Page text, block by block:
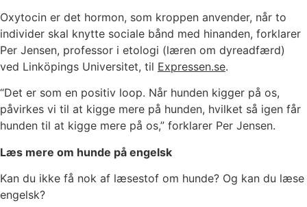
Oxytocin er det hormon, som kroppen anvender, når to
individer skal knytte sociale bånd med hinanden, forklarer
Per Jensen, professor i etologi (læren om dyreadfærd)
ved Linköpings Universitet, til Expressen.se.
“Det er som en positiv loop. Når hunden kigger på os,
påvirkes vi til at kigge mere på hunden, hvilket så igen får
hunden til at kigge mere på os,” forklarer Per Jensen.
Læs mere om hunde på engelsk
Kan du ikke få nok af læsestof om hunde? Og kan du læse
engelsk?